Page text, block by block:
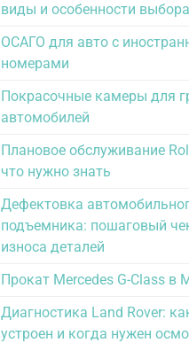
виды и особенности выбора
ОСАГО для авто с
номерами
Покрасочные камеры для
автомобилей
Плановое обслуживание
что нужно знать
Дефектовка
подъемника: пошаговый
износа деталей
Прокат Mercedes G-Class в
Диагностика Land Rover:
устроен и когда нужен